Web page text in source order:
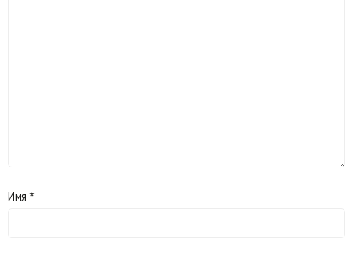
Имя *